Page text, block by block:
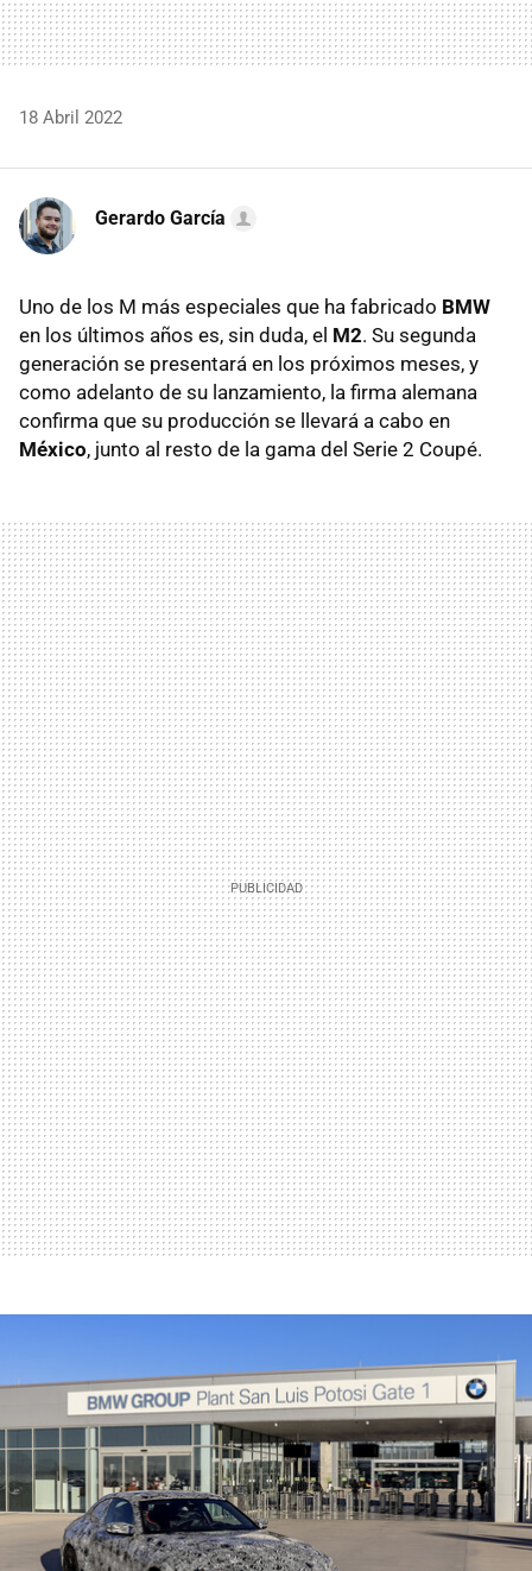
18 Abril 2022
Gerardo García
Uno de los M más especiales que ha fabricado BMW
en los últimos años es, sin duda, el M2. Su segunda
generación se presentará en los próximos meses, y
como adelanto de su lanzamiento, la firma alemana
confirma que su producción se llevará a cabo en
México, junto al resto de la gama del Serie 2 Coupé.